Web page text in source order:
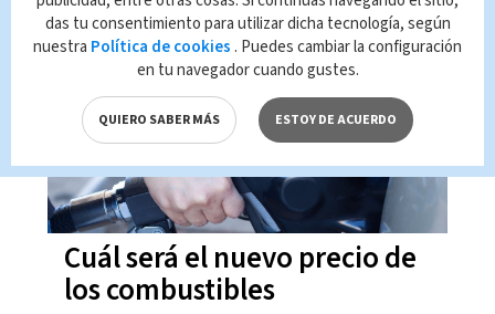
Cuál será el nuevo precio de
los combustibles
12:41 01-08-2025
das tu consentimiento para utilizar dicha tecnología, según
nuestra Política de cookies . Puedes cambiar la configuración
en tu navegador cuando gustes.
QUIERO SABER MÁS ESTOY DE ACUERDO